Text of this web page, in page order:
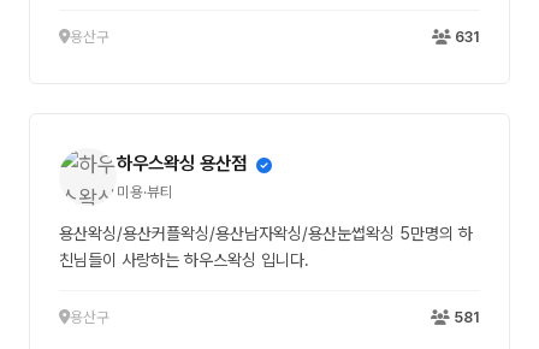
용산구 631
하우스왁싱 용산점
미용·뷰티
용산왁싱/용산커플왁싱/용산남자왁싱/용산눈썹왁싱 5만명의 하
친님들이 사랑하는 하우스왁싱 입니다.
용산구 581